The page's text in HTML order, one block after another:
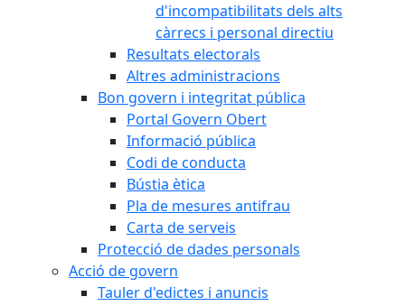
d'incompatibilitats dels alts
càrrecs i personal directiu
Resultats electorals
Altres administracions
Bon govern i integritat pública
Portal Govern Obert
Informació pública
Codi de conducta
Bústia ètica
Pla de mesures antifrau
Carta de serveis
Protecció de dades personals
Acció de govern
Tauler d'edictes i anuncis